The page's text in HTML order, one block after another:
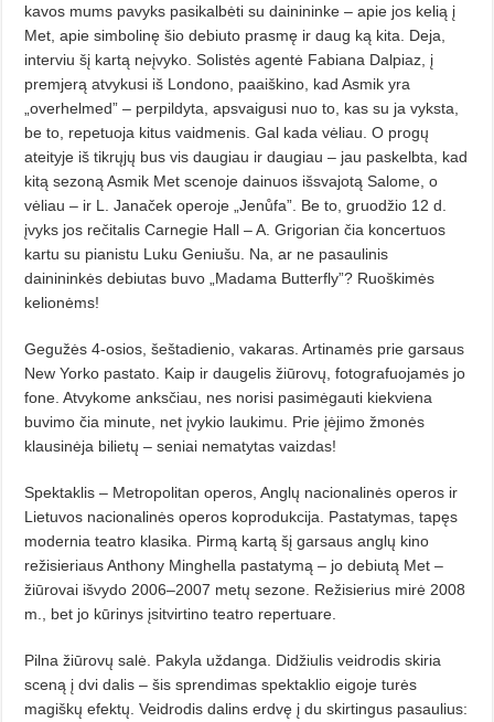
kavos mums pavyks pasikalbėti su dainininke – apie jos kelią į
Met, apie simbolinę šio debiu­to prasmę ir daug ką kita. Deja,
interviu šį kartą neįvyko. Solistės agentė Fabiana Dalpiaz, į
premjerą atvykusi iš Londono, paaiškino, kad Asmik yra
„overhelmed” – perpildyta, apsvaigusi nuo to, kas su ja vyksta,
be to, repetuoja kitus vaid­menis. Gal kada vėliau. O progų
ateityje iš tikrųjų bus vis daugiau ir daugiau – jau paskelbta, kad
kitą sezoną Asmik Met scenoje dainuos išsvajotą Salome, o
vėliau – ir L. Janaček operoje „Jenůfa”. Be to, gruodžio 12 d.
įvyks jos rečitalis Carne­gie Hall – A. Grigorian čia koncertuos
kartu su pianistu Luku Geniušu. Na, ar ne pasaulinis
dainininkės debiutas buvo „Madama Butterfly”? Ruoškimės
kelionėms!
Gegužės 4-osios, šeštadienio, vakaras. Artinamės prie garsaus
New Yorko pastato. Kaip ir daugelis žiūrovų, fotografuojamės jo
fone. Atvykome anksčiau, nes norisi pasimėgauti kiekviena
buvimo čia minute, net įvykio laukimu. Prie įėjimo žmonės
klausinėja bilietų – seniai nematytas vaizdas!
Spektaklis – Metropolitan operos, Anglų nacionalinės operos ir
Lietuvos nacionalinės operos koprodukcija. Pastatymas, tapęs
modernia teatro klasika. Pirmą kartą šį garsaus anglų kino
režisieriaus Anthony Minghella pastatymą – jo debiutą Met –
žiūrovai išvydo 2006–2007 metų sezone. Režisierius mirė 2008
m., bet jo kūrinys įsitvirtino teatro repertuare.
Pilna žiūrovų salė. Pakyla uždanga. Di­džiulis veidrodis skiria
sceną į dvi dalis – šis sprendimas spektaklio eigoje turės
magiškų efektų. Veidrodis dalins erdvę į du skirtingus pasaulius: